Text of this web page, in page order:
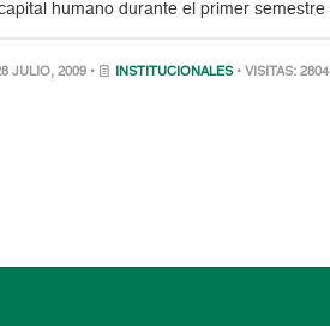
humano durante el primer
JULIO, 2009 • INSTITUCIONALES • VISITAS: 2804